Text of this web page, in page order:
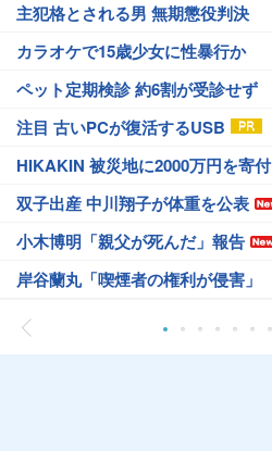
主犯格とされる男 無期懲役判決
カラオケで15歳少女に性暴行か
ペット定期検診 約6割が受診せず
注目 古いPCが復活するUSB
HIKAKIN 被災地に2000万円を寄付
双子出産 中川翔子が体重を公表
小木博明「親父が死んだ」報告
岸谷蘭丸「喫煙者の権利が侵害」